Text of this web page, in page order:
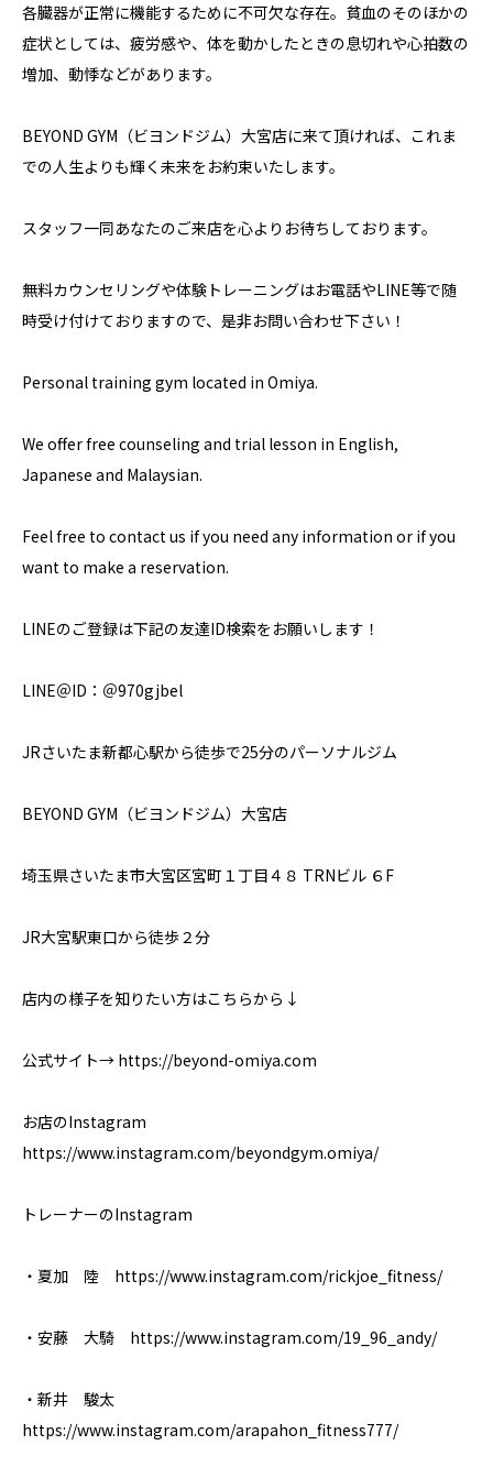
各臓器が正常に機能するために不可欠な存在。貧血のそのほかの
症状としては、疲労感や、体を動かしたときの息切れや心拍数の
増加、動悸などがあります。
BEYOND GYM（ビヨンドジム）大宮店に来て頂ければ、これま
での人生よりも輝く未来をお約束いたします。
スタッフ一同あなたのご来店を心よりお待ちしております。
無料カウンセリングや体験トレーニングはお電話やLINE等で随
時受け付けておりますので、是非お問い合わせ下さい！
Personal training gym located in Omiya.
We offer free counseling and trial lesson in English,
Japanese and Malaysian.
Feel free to contact us if you need any information or if you
want to make a reservation.
LINEのご登録は下記の友達ID検索をお願いします！
LINE＠ID：＠970gjbel
JRさいたま新都心駅から徒歩で25分のパーソナルジム
BEYOND GYM（ビヨンドジム）大宮店
埼玉県さいたま市大宮区宮町１丁目４８ TRNビル ６F
JR大宮駅東口から徒歩２分
店内の様子を知りたい方はこちらから↓
公式サイト→ https://beyond-omiya.com
お店のInstagram
https://www.instagram.com/beyondgym.omiya/
トレーナーのInstagram
・夏加 陸 https://www.instagram.com/rickjoe_fitness/
・安藤 大騎 https://www.instagram.com/19_96_andy/
・新井 駿太
https://www.instagram.com/arapahon_fitness777/